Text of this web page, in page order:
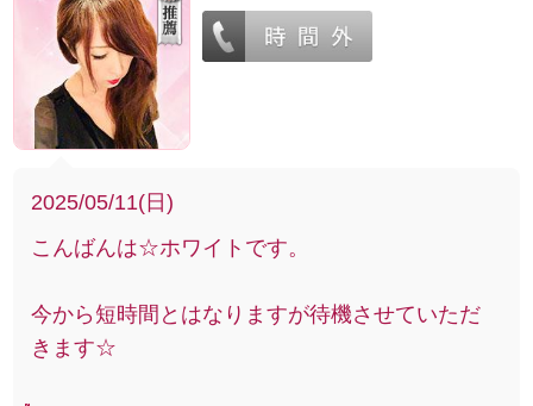
2025/05/11(日)
こんばんは☆ホワイトです。
今から短時間とはなりますが待機させていただ
きます☆